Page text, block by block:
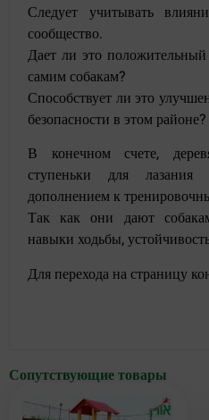
Следует учитывать
сообщество.
Дает ли это
самим собакам?
Способствует ли это
безопасности в этом районе?
В конечном счете,
ступеньки для
дополнением к
Так как они дают
навыки ходьбы,
Для перехода на страницу
Сопутствующие товары